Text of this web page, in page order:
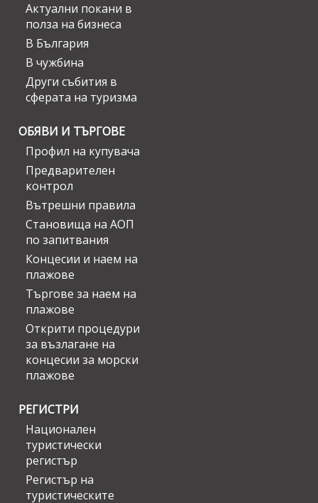
Актуални покани в
полза на бизнеса
В България
В чужбина
Други събития в
сферата на туризма
ОБЯВИ И ТЪРГОВЕ
Профил на купувача
Предварителен
контрол
Вътрешни правила
Становища на АОП
по запитвания
Концесии и наем на
плажове
Търгове за наем на
плажове
Открити процедури
за възлагане на
концесии за морски
плажове
РЕГИСТРИ
Национален
туристически
регистър
Регистър на
туристическите